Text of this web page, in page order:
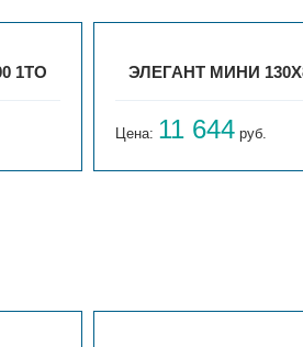
1ТО ЭЛЕГАНТ МИНИ
Цена: 11 644 руб.